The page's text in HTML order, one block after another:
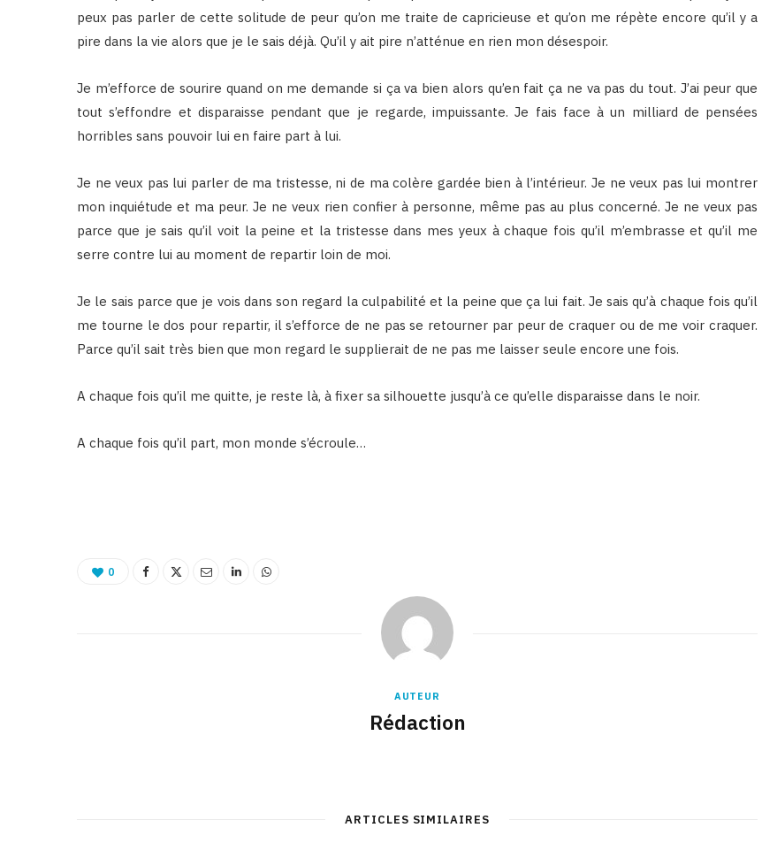
peux pas parler de cette solitude de peur qu’on me traite de capricieuse et qu’on me répète encore qu’il y a
pire dans la vie alors que je le sais déjà. Qu’il y ait pire n’atténue en rien mon désespoir.
Je m’efforce de sourire quand on me demande si ça va bien alors qu’en fait ça ne va pas du tout. J’ai peur que
tout s’effondre et disparaisse pendant que je regarde, impuissante. Je fais face à un milliard de pensées
horribles sans pouvoir lui en faire part à lui.
Je ne veux pas lui parler de ma tristesse, ni de ma colère gardée bien à l’intérieur. Je ne veux pas lui montrer
mon inquiétude et ma peur. Je ne veux rien confier à personne, même pas au plus concerné. Je ne veux pas
parce que je sais qu’il voit la peine et la tristesse dans mes yeux à chaque fois qu’il m’embrasse et qu’il me
serre contre lui au moment de repartir loin de moi.
Je le sais parce que je vois dans son regard la culpabilité et la peine que ça lui fait. Je sais qu’à chaque fois qu’il
me tourne le dos pour repartir, il s’efforce de ne pas se retourner par peur de craquer ou de me voir craquer.
Parce qu’il sait très bien que mon regard le supplierait de ne pas me laisser seule encore une fois.
A chaque fois qu’il me quitte, je reste là, à fixer sa silhouette jusqu’à ce qu’elle disparaisse dans le noir.
A chaque fois qu’il part, mon monde s’écroule…
0
AUTEUR
Rédaction
ARTICLES SIMILAIRES